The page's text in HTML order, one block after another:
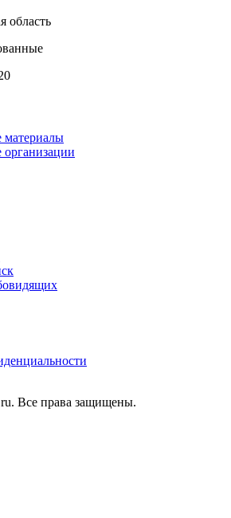
область
материалы
организации
Все права защищены.